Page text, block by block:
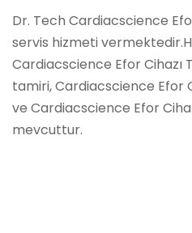
Dr. Tech Cardiacscience
servis hizmeti
Cardiacscience Efor Cihazı
tamiri, Cardiacscience Efor
ve Cardiacscience Efor
mevcuttur.